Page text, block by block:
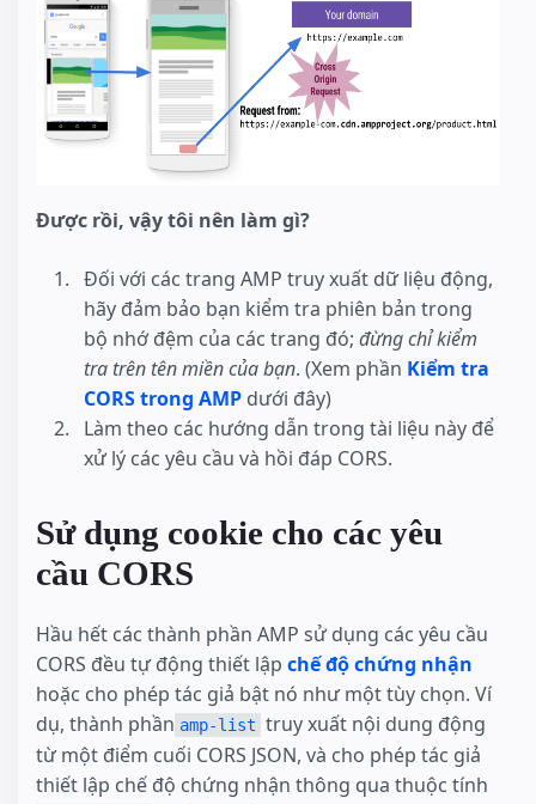
Được rồi, vậy tôi nên làm gì?
Đối với các trang AMP truy xuất dữ liệu động,
hãy đảm bảo bạn kiểm tra phiên bản trong
bộ nhớ đệm của các trang đó; đừng chỉ kiểm
tra trên tên miền của bạn. (Xem phần Kiểm tra
CORS trong AMP dưới đây)
Làm theo các hướng dẫn trong tài liệu này để
xử lý các yêu cầu và hồi đáp CORS.
Sử dụng cookie cho các yêu
cầu CORS
Hầu hết các thành phần AMP sử dụng các yêu cầu
CORS đều tự động thiết lập chế độ chứng nhận
hoặc cho phép tác giả bật nó như một tùy chọn. Ví
dụ, thành phần amp-list truy xuất nội dung động
từ một điểm cuối CORS JSON, và cho phép tác giả
thiết lập chế độ chứng nhận thông qua thuộc tính